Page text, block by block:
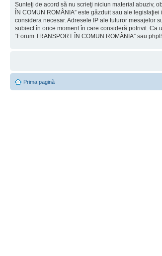
Sunteţi de acord să nu scrieţi niciun material abuziv,
ÎN COMUN ROMÂNIA” este găzduit sau ale
considera necesar. Adresele IP ale tuturor mesajelor
subiect în orice moment în care consideră potrivit. Ca
“Forum TRANSPORT ÎN COMUN ROMÂNIA” sau
Prima pagină